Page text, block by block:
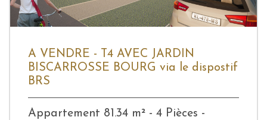
A VENDRE - T4 AVEC JARDIN
BISCARROSSE BOURG via le dispostif
BRS
Appartement 81.34 m² - 4 Pièces -